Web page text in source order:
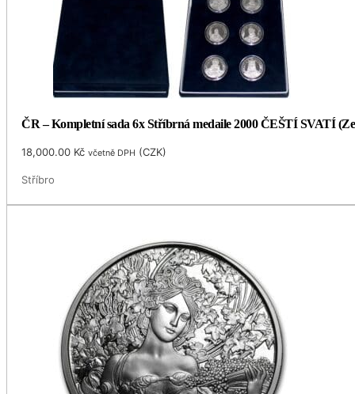
ČR – Kompletní sada 6x Stříbrná medaile 2000 ČEŠTÍ SVATÍ
18,000.00 Kč včetně DPH (CZK)
Stříbro